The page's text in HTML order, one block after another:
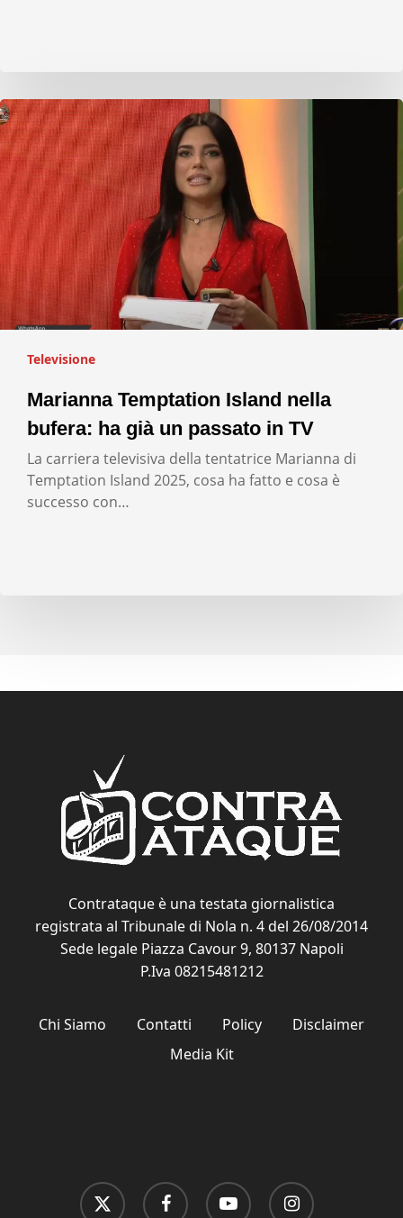
Televisione
Marianna Temptation Island nella
bufera: ha già un passato in TV
La carriera televisiva della tentatrice Marianna di
Temptation Island 2025, cosa ha fatto e cosa è
successo con…
Contrataque è una testata giornalistica
registrata al Tribunale di Nola n. 4 del 26/08/2014
Sede legale Piazza Cavour 9, 80137 Napoli
P.Iva 08215481212
Chi Siamo Contatti Policy
Disclaimer
Media Kit
x-
twitter
facebook youtube instagram